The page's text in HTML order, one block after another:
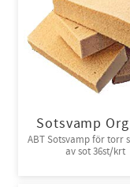
Sotsvamp
ABT Sotsvamp för torr
av sot 36st/krt